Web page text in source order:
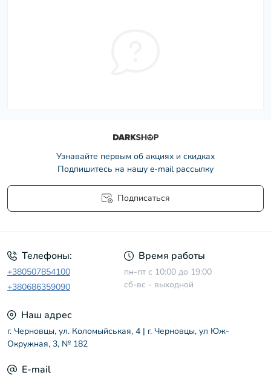
Узнавайте первым об акциях и скидках
Подпишитесь на нашу e-mail рассылку
Подписаться
Телефоны:
+380507854100
+380686359090
Время работы
пн-пт с 10:00 до 19:00
сб-вс - выходной
Наш адрес
г. Черновцы, ул. Коломыйськая, 4 | г. Черновцы, ул Юж-
Окружная, 3, № 182
E-mail